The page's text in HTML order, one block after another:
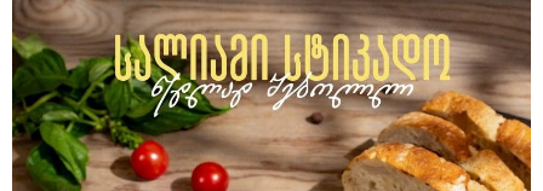
08:44 / 06-08-2026
"მიტროპოლიტი გერასიმე სამღვდელოებასთან
ერთად იმყოფებოდა ლანა ლატარიას სახლში და
გარდაცვლილის სულის საოხად პანაშვიდი
აღავლინა" - საპატრიარქო